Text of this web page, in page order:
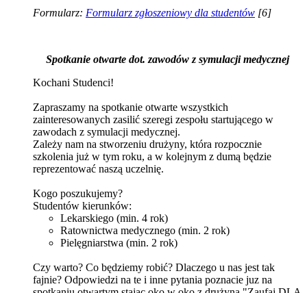
Formularz: Formularz zgłoszeniowy dla studentów [6]
Spotkanie otwarte dot. zawodów z symulacji medycznej
Kochani Studenci!
Zapraszamy na spotkanie otwarte wszystkich
zainteresowanych zasilić szeregi zespołu startującego w
zawodach z symulacji medycznej.
Zależy nam na stworzeniu drużyny, która rozpocznie
szkolenia już w tym roku, a w kolejnym z dumą będzie
reprezentować naszą uczelnię.
Kogo poszukujemy?
Studentów kierunków:
Lekarskiego (min. 4 rok)
Ratownictwa medycznego (min. 2 rok)
Pielęgniarstwa (min. 2 rok)
Czy warto? Co będziemy robić? Dlaczego u nas jest tak
fajnie? Odpowiedzi na te i inne pytania poznacie juz na